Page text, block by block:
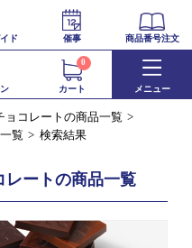
ド 催事 商品番号注文
カート
0
メニュー
ョコレートの商品一覧
覧
検索結果
レートの商品一覧